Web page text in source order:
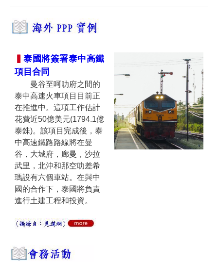
泰國將簽署泰中高鐵
項目合同
曼谷至呵叻府之間的
泰中高速火車項目目前正
在推進中。這項工作估計
花費近50億美元(1794.1億
泰銖)。該項目完成後，泰
中高速鐵路路線將在曼
谷，大城府，廊曼，沙拉
武里，北沖和那空叻差希
瑪設有六個車站。在與中
國的合作下，泰國將負責
進行土建工程和投資。